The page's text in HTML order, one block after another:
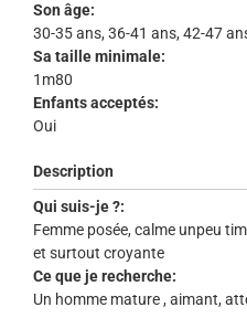
Son âge:
30-35 ans, 36-41 ans, 42-47
Sa taille minimale:
1m80
Enfants acceptés:
Oui
Description
Qui suis-je ?:
Femme posée, calme unpeu
et surtout croyante
Ce que je recherche:
Un homme mature , aimant,